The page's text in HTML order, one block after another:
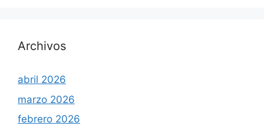
Archivos
abril 2026
marzo 2026
febrero 2026